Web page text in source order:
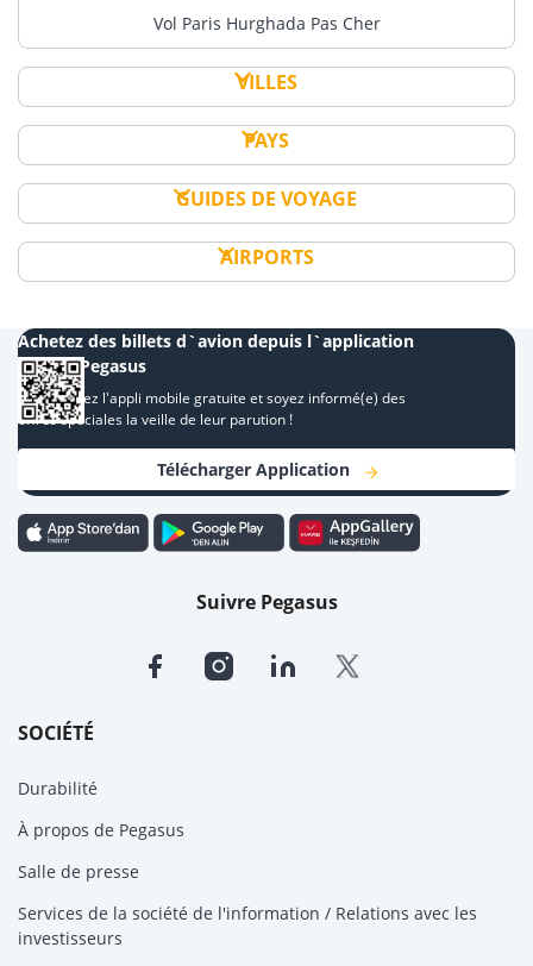
Vol Paris Hurghada Pas Cher
VILLES
PAYS
GUIDES DE VOYAGE
AIRPORTS
SOCIÉTÉ
Durabilité
À propos de Pegasus
Salle de presse
Services de la société de l'information / Relations avec les
investisseurs
Achetez des billets d`avion depuis l`application
mobile Pegasus
Téléchargez l'appli mobile gratuite et soyez informé(e) des
offres spéciales la veille de leur parution !
Télécharger Application
Suivre Pegasus